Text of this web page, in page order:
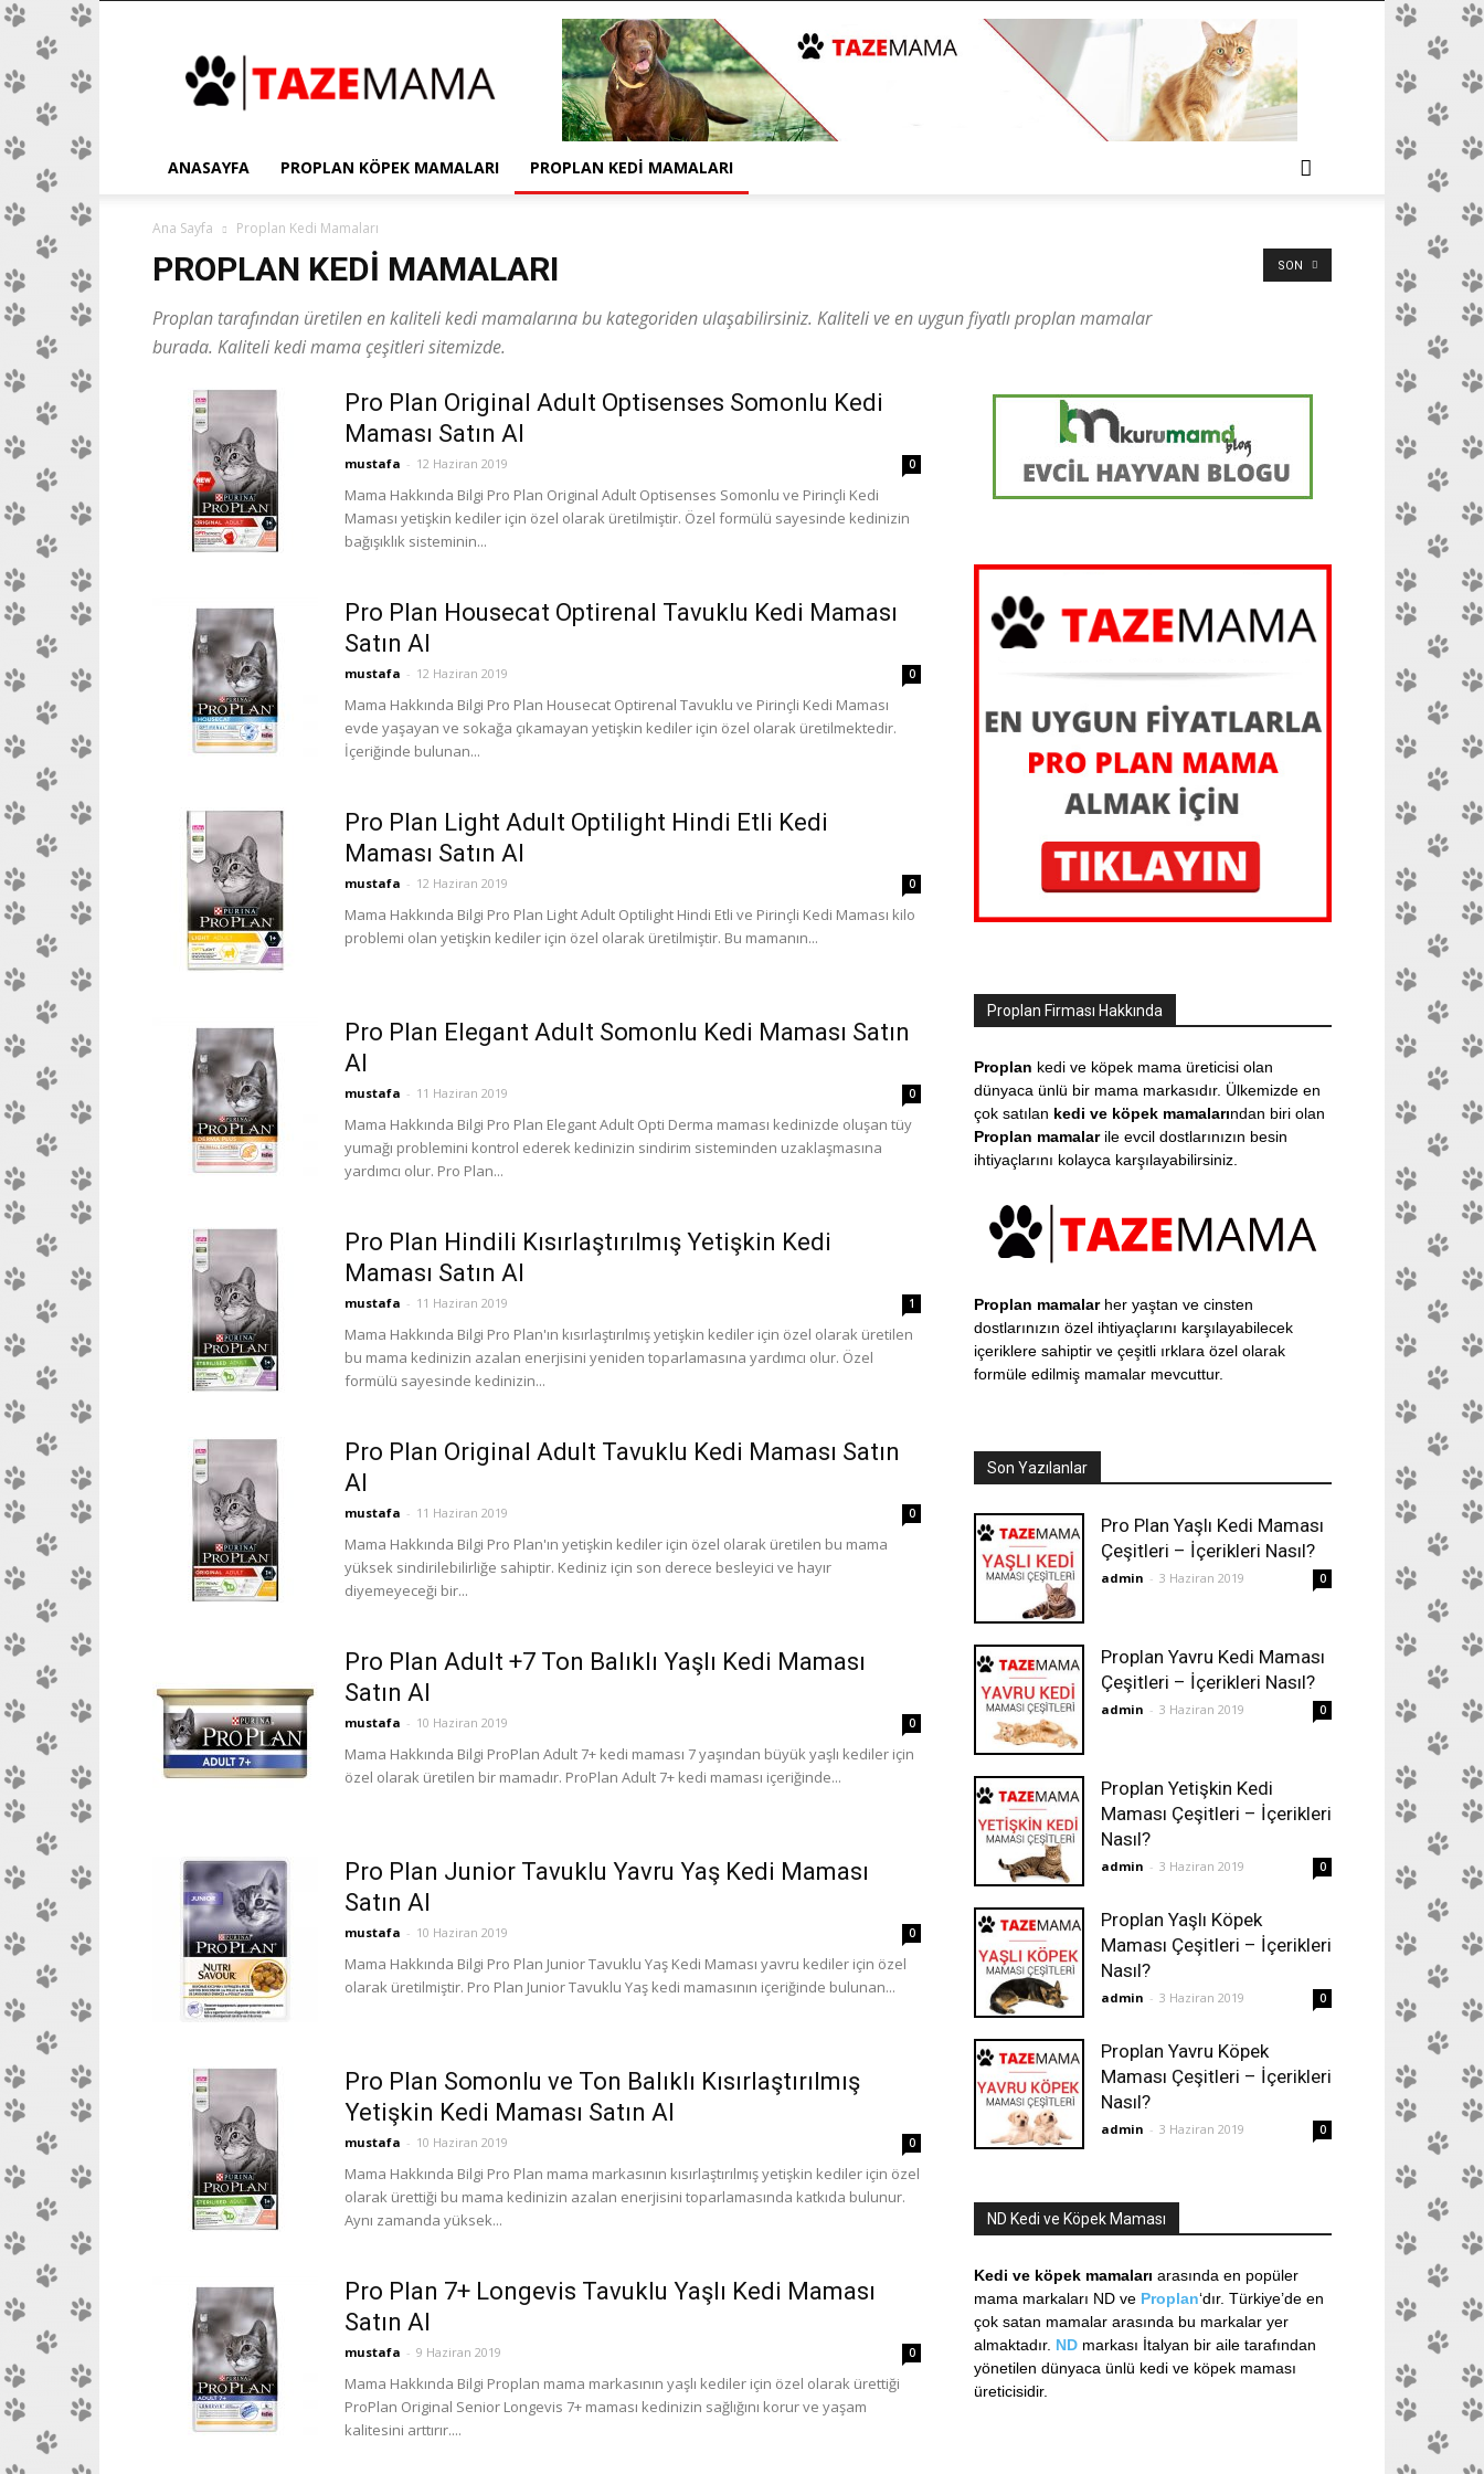
ANASAYFA PROPLAN KÖPEK MAMALARI PROPLAN KEDI MAMALARI
Ana Sayfa Proplan Kedi Mamaları
PROPLAN KEDI MAMALARI
Proplan tarafından üretilen en kaliteli kedi mamalarına bu kategoriden ulaşabilirsiniz. Kaliteli ve en uygun fiyatlı proplan mamalar
burada. Kaliteli kedi mama çeşitleri sitemizde.
SON
Pro Plan Original Adult Optisenses Somonlu Kedi
Maması Satın Al
mustafa - 12 Haziran 2019 0
Mama Hakkında Bilgi Pro Plan Original Adult Optisenses Somonlu ve Pirinçli Kedi
Maması yetişkin kediler için özel olarak üretilmiştir. Özel formülü sayesinde kedinizin
bağışıklık sisteminin...
Pro Plan Housecat Optirenal Tavuklu Kedi Maması
Satın Al
mustafa - 12 Haziran 2019 0
Mama Hakkında Bilgi Pro Plan Housecat Optirenal Tavuklu ve Pirinçli Kedi Maması
evde yaşayan ve sokağa çıkamayan yetişkin kediler için özel olarak üretilmektedir.
İçeriğinde bulunan...
Pro Plan Light Adult Optilight Hindi Etli Kedi
Maması Satın Al
mustafa - 12 Haziran 2019 0
Mama Hakkında Bilgi Pro Plan Light Adult Optilight Hindi Etli ve Pirinçli Kedi Maması kilo
problemi olan yetişkin kediler için özel olarak üretilmiştir. Bu mamanın...
Pro Plan Elegant Adult Somonlu Kedi Maması Satın
Al
mustafa - 11 Haziran 2019 0
Mama Hakkında Bilgi Pro Plan Elegant Adult Opti Derma maması kedinizde oluşan tüy
yumağı problemini kontrol ederek kedinizin sindirim sisteminden uzaklaşmasına
yardımcı olur. Pro Plan...
Pro Plan Hindili Kısırlaştırılmış Yetişkin Kedi
Maması Satın Al
mustafa - 11 Haziran 2019 1
Mama Hakkında Bilgi Pro Plan'ın kısırlaştırılmış yetişkin kediler için özel olarak üretilen
bu mama kedinizin azalan enerjisini yeniden toparlamasına yardımcı olur. Özel
formülü sayesinde kedinizin...
Pro Plan Original Adult Tavuklu Kedi Maması Satın
Al
mustafa - 11 Haziran 2019 0
Mama Hakkında Bilgi Pro Plan'ın yetişkin kediler için özel olarak üretilen bu mama
yüksek sindirilebilirliğe sahiptir. Kediniz için son derece besleyici ve hayır
diyemeyeceği bir...
Pro Plan Adult +7 Ton Balıklı Yaşlı Kedi Maması
Satın Al
mustafa - 10 Haziran 2019 0
Mama Hakkında Bilgi ProPlan Adult 7+ kedi maması 7 yaşından büyük yaşlı kediler için
özel olarak üretilen bir mamadır. ProPlan Adult 7+ kedi maması içeriğinde...
Pro Plan Junior Tavuklu Yavru Yaş Kedi Maması
Satın Al
mustafa - 10 Haziran 2019 0
Mama Hakkında Bilgi Pro Plan Junior Tavuklu Yaş Kedi Maması yavru kediler için özel
olarak üretilmiştir. Pro Plan Junior Tavuklu Yaş kedi mamasının içeriğinde bulunan...
Pro Plan Somonlu ve Ton Balıklı Kısırlaştırılmış
Yetişkin Kedi Maması Satın Al
mustafa - 10 Haziran 2019 0
Mama Hakkında Bilgi Pro Plan mama markasının kısırlaştırılmış yetişkin kediler için özel
olarak ürettiği bu mama kedinizin azalan enerjisini toparlamasında katkıda bulunur.
Aynı zamanda yüksek...
Pro Plan 7+ Longevis Tavuklu Yaşlı Kedi Maması
Satın Al
mustafa - 9 Haziran 2019 0
Mama Hakkında Bilgi Proplan mama markasının yaşlı kediler için özel olarak ürettiği
ProPlan Original Senior Longevis 7+ maması kedinizin sağlığını korur ve yaşam
kalitesini arttırır....
Proplan Firması Hakkında
Proplan kedi ve köpek mama üreticisi olan
dünyaca ünlü bir mama markasıdır. Ülkemizde en
çok satılan kedi ve köpek mamalarından biri olan
Proplan mamalarile evcil dostlarınızın besin
ihtiyaçlarını kolayca karşılayabilirsiniz.
Proplan mamalarher yaştan ve cinsten
dostlarınızın özel ihtiyaçlarını karşılayabilecek
içeriklere sahiptir ve çeşitli ırklara özel olarak
formüle edilmiş mamalar mevcuttur.
Son Yazılanlar
Pro Plan Yaşlı Kedi Maması
Çeşitleri – İçerikleri Nasıl?
admin - 3 Haziran 2019 0
Proplan Yavru Kedi Maması
Çeşitleri – İçerikleri Nasıl?
admin - 3 Haziran 2019 0
Proplan Yetişkin Kedi
Maması Çeşitleri – İçerikleri
Nasıl?
admin - 3 Haziran 2019 0
Proplan Yaşlı Köpek
Maması Çeşitleri – İçerikleri
Nasıl?
admin - 3 Haziran 2019 0
Proplan Yavru Köpek
Maması Çeşitleri – İçerikleri
Nasıl?
admin - 3 Haziran 2019 0
ND Kedi ve Köpek Maması
Kedi ve köpek mamaları arasında en popüler
mama markaları ND ve Proplan‘dır. Türkiye’de en
çok satan mamalar arasında bu markalar yer
almaktadır. ND markası İtalyan bir aile tarafından
yönetilen dünyaca ünlü kedi ve köpek maması
üreticisidir.